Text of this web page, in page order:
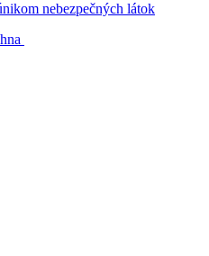
nebezpečných látok